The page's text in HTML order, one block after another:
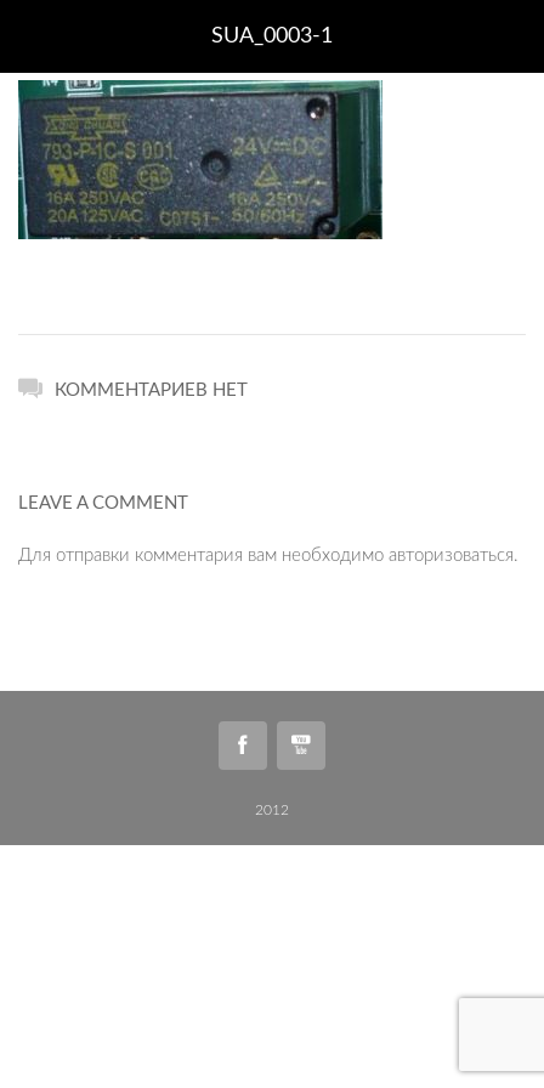
SUA_0003-1
КОММЕНТАРИЕВ НЕТ
LEAVE A COMMENT
Для отправки комментария вам необходимо авторизоваться.
2012